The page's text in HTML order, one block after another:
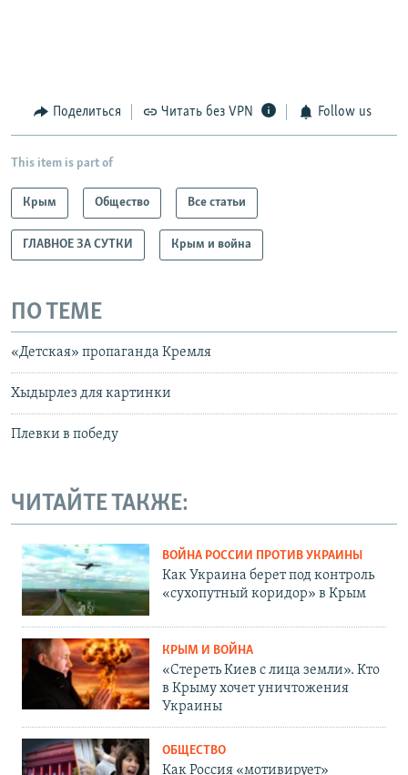
Поделиться Читать без VPN Follow us
This item is part of
Крым Общество Все статьи
ГЛАВНОЕ ЗА СУТКИ Крым и война
ПО ТЕМЕ
«Детская» пропаганда Кремля
Хыдырлез для картинки
Плевки в победу
ЧИТАЙТЕ ТАКЖЕ:
ВОЙНА РОССИИ ПРОТИВ УКРАИНЫ
Как Украина берет под контроль
«сухопутный коридор» в Крым
КРЫМ И ВОЙНА
«Стереть Киев с лица земли». Кто
в Крыму хочет уничтожения
Украины
ОБЩЕСТВО
Как Россия «мотивирует»